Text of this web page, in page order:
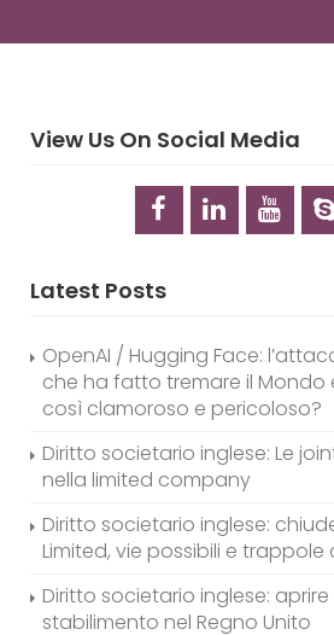
View Us On Social Media
Latest Posts
OpenAI / Hugging Face:
che ha fatto tremare il Mondo
così clamoroso e pericoloso?
Diritto societario inglese: Le
nella limited company
Diritto societario inglese:
Limited, vie possibili e trappole
Diritto societario inglese:
stabilimento nel Regno Unito